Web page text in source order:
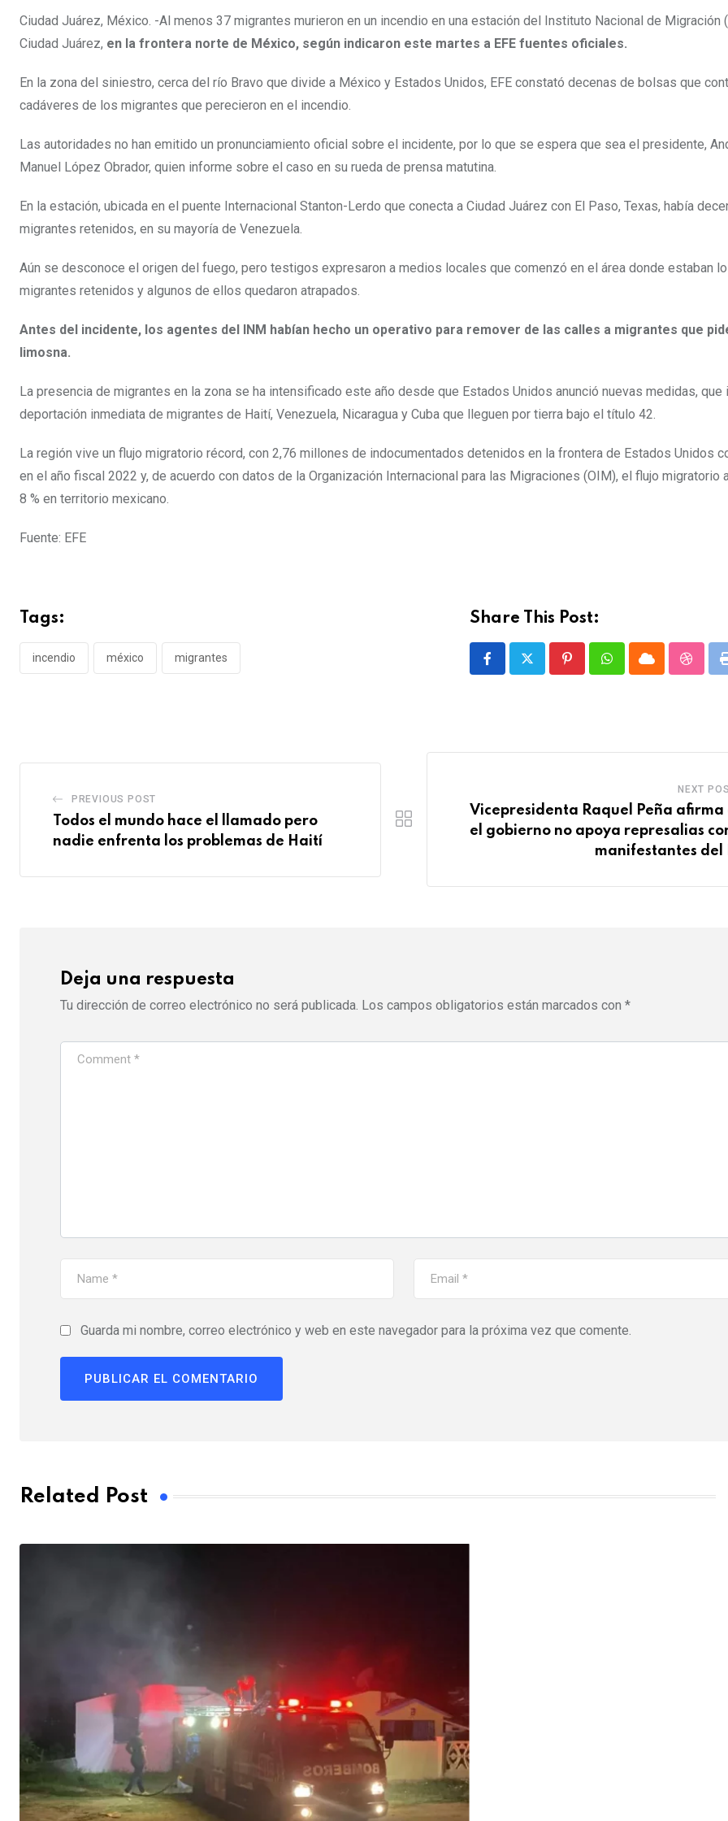
Ciudad Juárez, México. -Al menos 37 migrantes murieron en un incendio en una estación del Instituto Nacional de Migración
Ciudad Juárez, en la frontera norte de México, según indicaron este martes a EFE fuentes oficiales.
En la zona del siniestro, cerca del río Bravo que divide a México y Estados Unidos, EFE constató decenas de bolsas que
cadáveres de los migrantes que perecieron en el incendio.
Las autoridades no han emitido un pronunciamiento oficial sobre el incidente, por lo que se espera que sea el presidente,
Manuel López Obrador, quien informe sobre el caso en su rueda de prensa matutina.
En la estación, ubicada en el puente Internacional Stanton-Lerdo que conecta a Ciudad Juárez con El Paso, Texas, había
migrantes retenidos, en su mayoría de Venezuela.
Aún se desconoce el origen del fuego, pero testigos expresaron a medios locales que comenzó en el área donde estaban
migrantes retenidos y algunos de ellos quedaron atrapados.
Antes del incidente, los agentes del INM habían hecho un operativo para remover de las calles a migrantes que
limosna.
La presencia de migrantes en la zona se ha intensificado este año desde que Estados Unidos anunció nuevas medidas, que
deportación inmediata de migrantes de Haití, Venezuela, Nicaragua y Cuba que lleguen por tierra bajo el título 42.
La región vive un flujo migratorio récord, con 2,76 millones de indocumentados detenidos en la frontera de Estados Unidos
en el año fiscal 2022 y, de acuerdo con datos de la Organización Internacional para las Migraciones (OIM), el flujo migratorio
8 % en territorio mexicano.
Fuente: EFE
Tags:
incendio méxico migrantes
Share This Post:
e
s
W
p
p
C
S
l
e
U
p
PREVIOUS POST
Todos el mundo hace el llamado pero
nadie enfrenta los problemas de Haití
NEXT
Vicepresidenta Raquel Peña afirma
el gobierno no apoya represalias
manifestantes del
Deja una respuesta
Tu dirección de correo electrónico no será publicada. Los campos obligatorios están marcados con *
Guarda mi nombre, correo electrónico y web en este navegador para la próxima vez que comente.
Related Post